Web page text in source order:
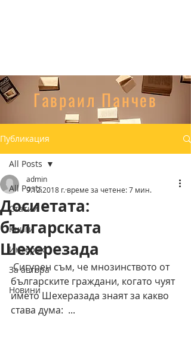
Гавраил Панчев
Публикация
All Posts
Статии
Книги
Интервю
За автора
Новини
All Posts
Досиетата:
българската
Шехерезада
admin
9.12.2018 г. време за четене: 7 мин.
Сигурен съм, че мнозинството от
българските граждани, когато чуят
името Шехеразада знаят за какво
става дума:  ...